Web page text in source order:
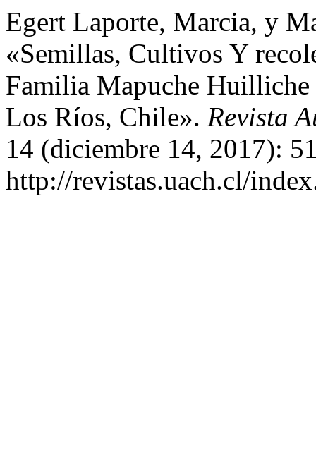
Egert Laporte, Marcia, y
«Semillas, Cultivos Y
Familia Mapuche
Los Ríos, Chile». Revista
14 (diciembre 14, 2017):
http://revistas.uach.cl/